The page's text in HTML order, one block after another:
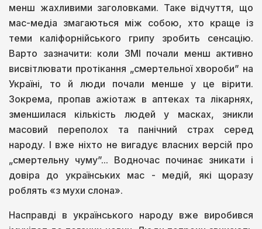
менш жахливими заголовками. Таке відчуття, що
мас-медіа змагаються між собою, хто краще із
теми каліфорнійського грипу зробить сенсацію.
Варто зазначити: коли ЗМІ почали менш активно
висвітлювати протікання „смертельної хвороби” на
Україні, то й люди почали менше у це вірити.
Зокрема, пропав ажіотаж в аптеках та лікарнях,
зменшилася кількість людей у масках, зникли
масовий переполох та панічний страх серед
народу. І вже ніхто не вигадує власних версій про
„смертельну чуму”... Водночас починає зникати і
довіра до українських мас - медій, які щоразу
роблять «з мухи слона».
Насправді в українського народу вже виробився